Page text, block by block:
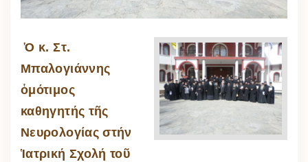
Ὁ κ. Στ.
Μπαλογιάννης
ὁμότιμος
καθηγητής τῆς
Νευρολογίας στήν
Ἱατρική Σχολή τοῦ